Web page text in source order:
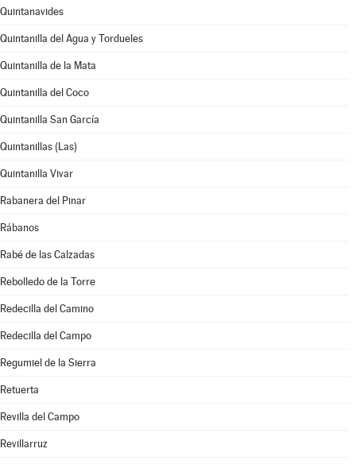
Quintanavides
Quintanilla del Agua y Tordueles
Quintanilla de la Mata
Quintanilla del Coco
Quintanilla San García
Quintanillas (Las)
Quintanilla Vivar
Rabanera del Pinar
Rábanos
Rabé de las Calzadas
Rebolledo de la Torre
Redecilla del Camino
Redecilla del Campo
Regumiel de la Sierra
Retuerta
Revilla del Campo
Revillarruz